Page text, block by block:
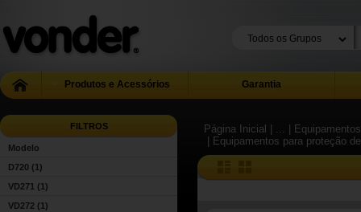
Produtos e Acessórios Garantia
FILTROS
Modelo
D720 (1)
VD271 (1)
VD272 (1)
Página Inicial | ...
|
| Equipamentos para proteção